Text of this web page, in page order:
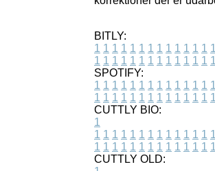
BITLY:
1 1 1 1 1 1 1 1 1 1 1 1 1 1
1 1 1 1 1 1 1 1 1 1 1 1 1 1
SPOTIFY:
1 1 1 1 1 1 1 1 1 1 1 1 1 1
1 1 1 1 1 1 1 1 1 1 1 1 1 1
CUTTLY BIO:
1
1 1 1 1 1 1 1 1 1 1 1 1 1 1
1 1 1 1 1 1 1 1 1 1 1 1 1 1
CUTTLY OLD: